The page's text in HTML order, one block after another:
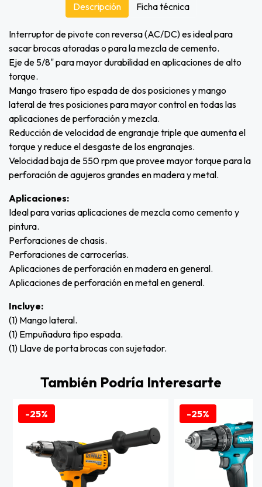
Interruptor de pivote con reversa (AC/DC) es ideal para
sacar brocas atoradas o para la mezcla de cemento.
Eje de 5/8" para mayor durabilidad en aplicaciones de alto
torque.
Mango trasero tipo espada de dos posiciones y mango
lateral de tres posiciones para mayor control en todas las
aplicaciones de perforación y mezcla.
Reducción de velocidad de engranaje triple que aumenta el
torque y reduce el desgaste de los engranajes.
Velocidad baja de 550 rpm que provee mayor torque para la
perforación de agujeros grandes en madera y metal.
Aplicaciones:
Ideal para varias aplicaciones de mezcla como cemento y
pintura.
Perforaciones de chasis.
Perforaciones de carrocerías.
Aplicaciones de perforación en madera en general.
Aplicaciones de perforación en metal en general.
Incluye:
(1) Mango lateral.
(1) Empuñadura tipo espada.
(1) Llave de porta brocas con sujetador.
Descripción Ficha técnica
También Podría Interesarte
-25% -25%